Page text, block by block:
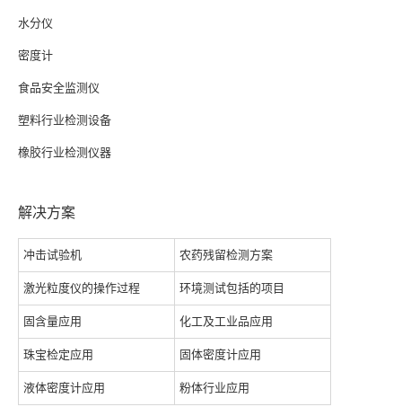
水分仪
密度计
食品安全监测仪
塑料行业检测设备
橡胶行业检测仪器
解决方案
冲击试验机 农药残留检测方案
激光粒度仪的操作过程 环境测试包括的项目
固含量应用 化工及工业品应用
珠宝检定应用 固体密度计应用
液体密度计应用 粉体行业应用